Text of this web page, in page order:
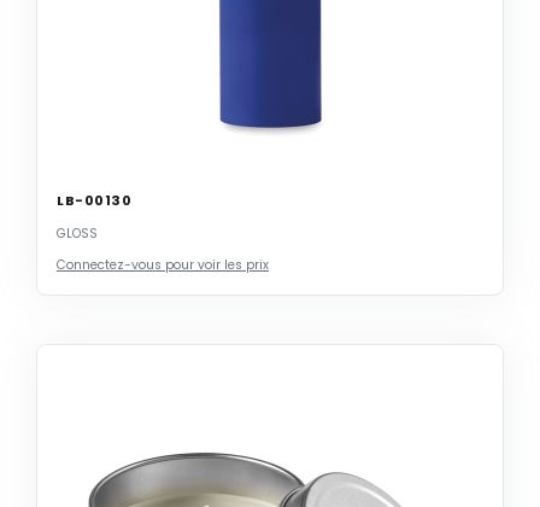
LB-00130
GLOSS
Connectez-vous pour voir les prix